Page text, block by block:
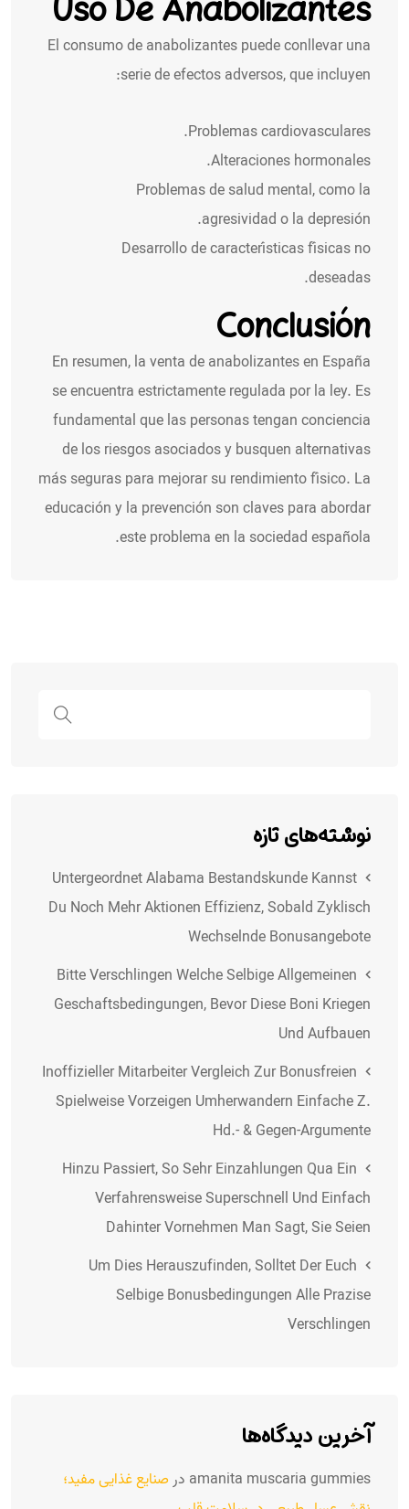
Uso De Anabolizantes
El consumo de anabolizantes puede conllevar una
serie de efectos adversos, que incluyen:
Problemas cardiovasculares.
Alteraciones hormonales.
Problemas de salud mental, como la
agresividad o la depresión.
Desarrollo de características físicas no
deseadas.
Conclusión
En resumen, la venta de anabolizantes en España
se encuentra estrictamente regulada por la ley. Es
fundamental que las personas tengan conciencia
de los riesgos asociados y busquen alternativas
más seguras para mejorar su rendimiento físico. La
educación y la prevención son claves para abordar
este problema en la sociedad española.
نوشته‌های تازه
Untergeordnet Alabama Bestandskunde Kannst
Du Noch Mehr Aktionen Effizienz, Sobald Zyklisch
Wechselnde Bonusangebote
Bitte Verschlingen Welche Selbige Allgemeinen
Geschaftsbedingungen, Bevor Diese Boni Kriegen
Und Aufbauen
Inoffizieller Mitarbeiter Vergleich Zur Bonusfreien
Spielweise Vorzeigen Umherwandern Einfache Z.
Hd.- & Gegen-Argumente
Hinzu Passiert, So Sehr Einzahlungen Qua Ein
Verfahrensweise Superschnell Und Einfach
Dahinter Vornehmen Man Sagt, Sie Seien
Um Dies Herauszufinden, Solltet Der Euch
Selbige Bonusbedingungen Alle Prazise
Verschlingen
آخرین دیدگاه‌ها
amanita muscaria gummies درصنایع غذایی مفید؛